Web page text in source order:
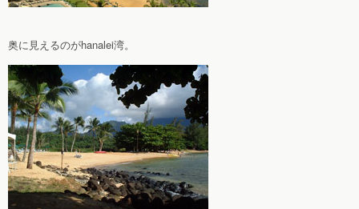
奥に見えるのがhanalei湾。